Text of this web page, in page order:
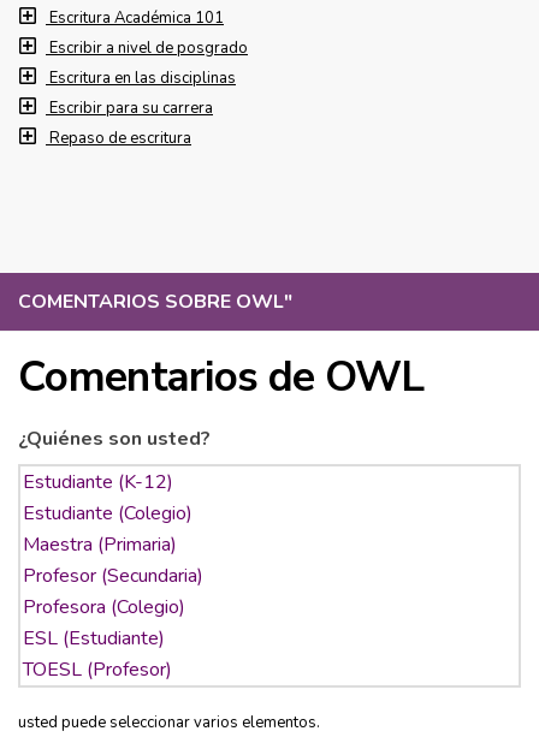
COMENTARIOS SOBRE OWL"
Comentarios de OWL
¿Quiénes son usted?
usted puede seleccionar varios elementos.
Escritura Académica 101
Escribir a nivel de posgrado
Escritura en las disciplinas
Escribir para su carrera
Repaso de escritura